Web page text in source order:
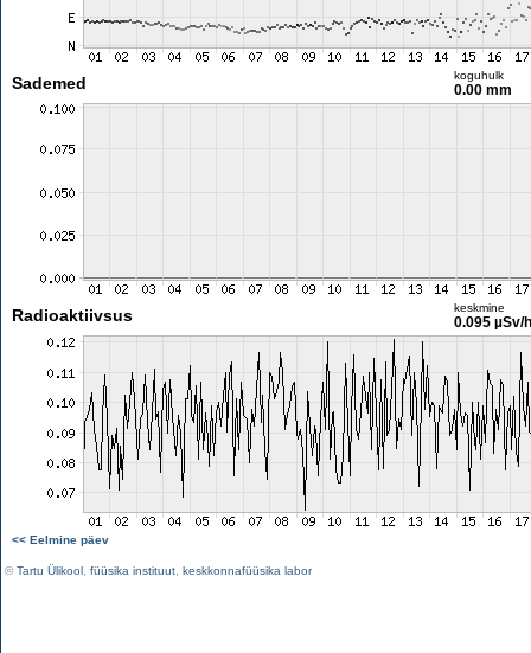
Sademed koguhulk
0.00 mm
Radioaktiivsus keskmine
0.095 µSv/h
<< Eelmine päev
©Tartu Ülikool füüsika instituut keskkonnafüüsika labor